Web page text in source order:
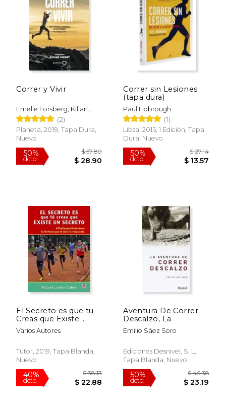
Correr y Vivir
Emelie Forsberg; Kilian
Jornet
(2)
Planeta, 2019, Tapa Dura,
Nuevo
Correr sin Lesiones
(tapa dura)
Paul Hobrough
(1)
Libsa, 2015, 1 Edición, Tapa
Dura, Nuevo
El Secreto es que tu
Creas que Existe:
#Thekenianendurance
la Fórmula que te
Varios Autores
Tutor, 2019, Tapa Blanda,
Nuevo
Aventura De Correr
Descalzo, La
Emilio Sáez Soro
Ediciones Desnivel, S. L,
Tapa Blanda, Nuevo